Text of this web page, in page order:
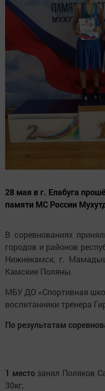
28 мая в г. Елабуга
памяти МС России
В соревнованиях
городов и районов
Нижнекамск, г.
Камские Поляны.
МБУ ДО «Спортивная
воспитанники тренера
По результатам
1 местозанял Поляков
30кг,